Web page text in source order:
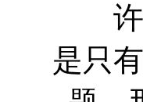
许
是只